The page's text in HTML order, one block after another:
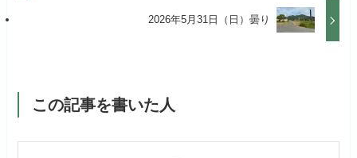
2026年5月31日（日）曇り
この記事を書いた人